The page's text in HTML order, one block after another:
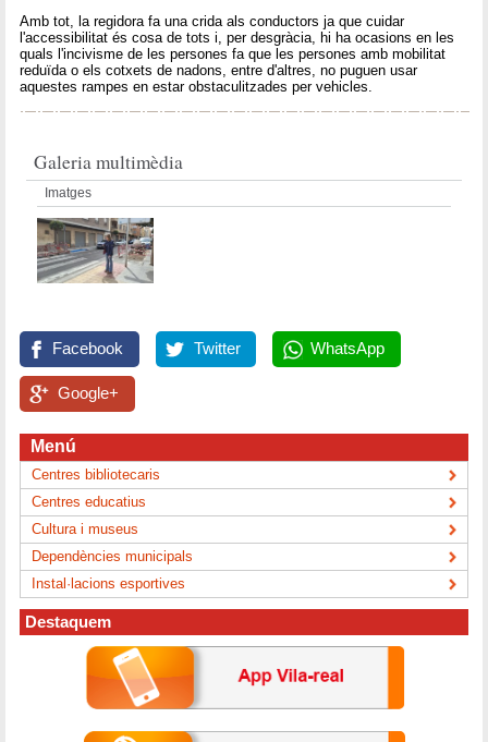
Amb tot, la regidora fa una crida als conductors ja que cuidar
l'accessibilitat és cosa de tots i, per desgràcia, hi ha ocasions en les
quals l'incivisme de les persones fa que les persones amb mobilitat
reduïda o els cotxets de nadons, entre d'altres, no puguen usar
aquestes rampes en estar obstaculitzades per vehicles.
Galeria multimèdia
Imatges
Facebook Twitter WhatsApp
Google+
Menú
Centres bibliotecaris
Centres educatius
Cultura i museus
Dependències municipals
Instal·lacions esportives
Destaquem